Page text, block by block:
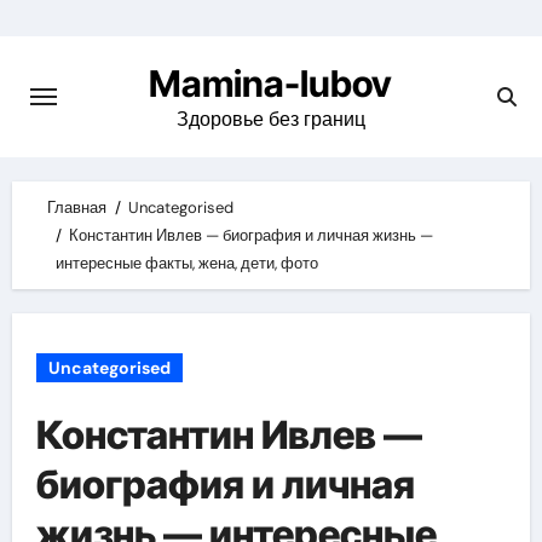
content
Mamina-lubov
Здоровье без границ
Главная
Uncategorised
Константин Ивлев — биография и личная жизнь —
интересные факты, жена, дети, фото
Uncategorised
Константин Ивлев —
биография и личная